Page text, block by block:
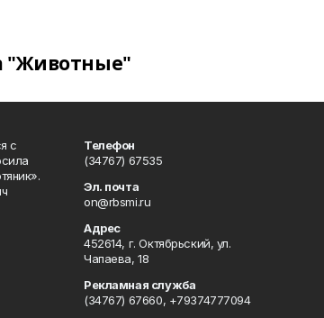
"Животные"
с
Телефон
(34767) 67535
Эл. почта
on@rbsmi.ru
Адрес
452614, г. Октябрьский, ул.
Чапаева, 18
Рекламная служба
(34767) 67660, +79374777094